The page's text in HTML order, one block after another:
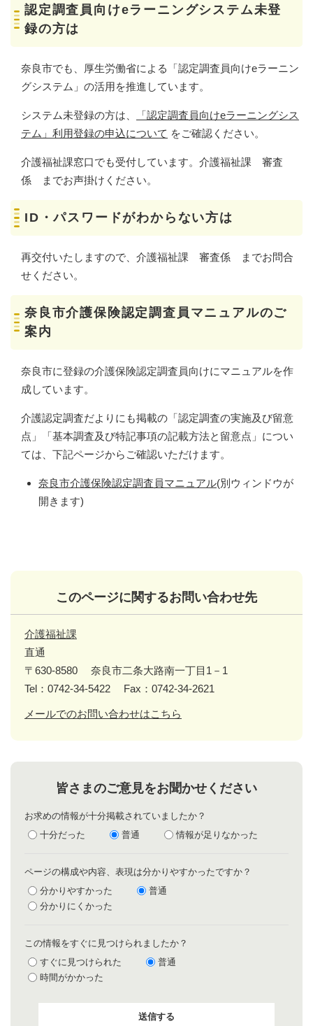
認定調査員向けeラーニングシステム未登
録の方は
奈良市でも、厚生労働省による「認定調査員向けeラーニン
グシステム」の活用を推進しています。
システム未登録の方は、
「認定調査員向けeラーニングシス
テム」利用登録の申込について をご確認ください。
介護福祉課窓口でも受付しています。介護福祉課 審査
係 までお声掛けください。
ID・パスワードがわからない方は
再交付いたしますので、介護福祉課 審査係 までお問合
せください。
奈良市介護保険認定調査員マニュアルのご
案内
奈良市に登録の介護保険認定調査員向けにマニュアルを作
成しています。
介護認定調査だよりにも掲載の「認定調査の実施及び留意
点」「基本調査及び特記事項の記載方法と留意点」につい
ては、下記ページからご確認いただけます。
奈良市介護保険認定調査員マニュアル(別ウィンドウが
開きます)
このページに関するお問い合わせ先
介護福祉課
直通
〒630-8580
奈良市二条大路南一丁目1－1
Tel：0742-34-5422
Fax：0742-34-2621
メールでのお問い合わせはこちら
皆さまのご意見をお聞かせください
お求めの情報が十分掲載されていましたか？
十分だった
普通 情報が足りなかった
ページの構成や内容、表現は分かりやすかったですか？
分かりやすかった
普通
分かりにくかった
この情報をすぐに見つけられましたか？
すぐに見つけられた
普通
時間がかかった